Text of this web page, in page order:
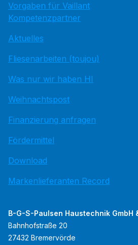
Vorgaben für Vaillant
Kompetenzpartner
Aktuelles
Fliesenarbeiten (toujou)
Was nur wir haben HI
Weihnachtspost
Finanzierung anfragen
Fördermittel
Download
Markenlieferanten Record
B-G-S-Paulsen Haustechnik GmbH
Bahnhofstraße 20
27432 Bremervörde